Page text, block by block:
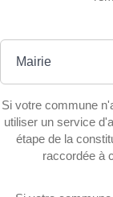
Mairie
Si votre commune
utiliser un service
étape de la
raccordée à